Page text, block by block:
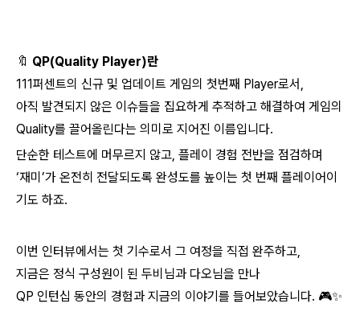
🔖 QP(Quality Player)란
111퍼센트의 신규 및 업데이트 게임의 첫번째 Player로서,
아직 발견되지 않은 이슈들을 집요하게 추적하고 해결하여 게임의
Quality를 끌어올린다는 의미로 지어진 이름입니다.
단순한 테스트에 머무르지 않고, 플레이 경험 전반을 점검하며
‘재미’가 온전히 전달되도록 완성도를 높이는 첫 번째 플레이어이
기도 하죠.
이번 인터뷰에서는 첫 기수로서 그 여정을 직접 완주하고,
지금은 정식 구성원이 된 두비님과 다오님을 만나
QP 인턴십 동안의 경험과 지금의 이야기를 들어보았습니다. 🎮✨